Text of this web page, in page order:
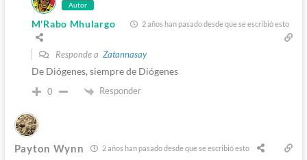
Autor
M'Rabo Mhulargo 2 años han pasado desde que se escribió esto
Responde a Zatannasay
De Diógenes, siempre de Diógenes
0 Responder
Payton Wynn 2 años han pasado desde que se escribió esto